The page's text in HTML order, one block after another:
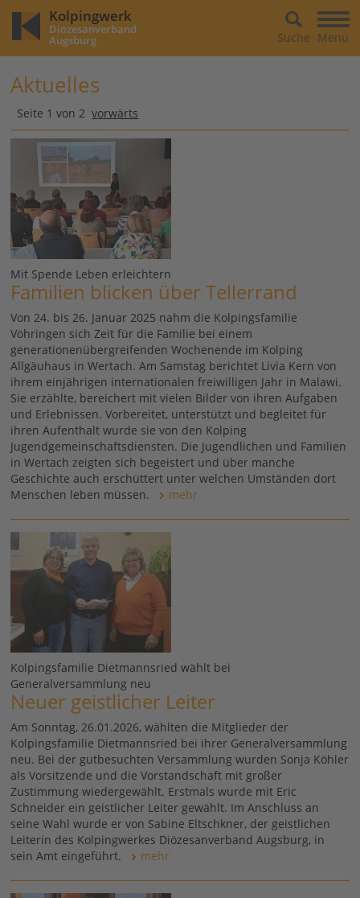
Kolpingwerk
Diözesanverband
Augsburg Menü
Suche
Aktuelles
Seite 1 von 2vorwärts
Mit Spende Leben erleichtern
Familien blicken über Tellerrand
Von 24. bis 26. Januar 2025 nahm die Kolpingsfamilie
Vöhringen sich Zeit für die Familie bei einem
generationenübergreifenden Wochenende im Kolping
Allgäuhaus in Wertach. Am Samstag berichtet Livia Kern von
ihrem einjährigen internationalen freiwilligen Jahr in Malawi.
Sie erzählte, bereichert mit vielen Bilder von ihren Aufgaben
und Erlebnissen. Vorbereitet, unterstützt und begleitet für
ihren Aufenthalt wurde sie von den Kolping
Jugendgemeinschaftsdiensten. Die Jugendlichen und Familien
in Wertach zeigten sich begeistert und über manche
Geschichte auch erschüttert unter welchen Umständen dort
Menschen leben müssen.
mehr
Kolpingsfamilie Dietmannsried wählt bei
Generalversammlung neu
Neuer geistlicher Leiter
Am Sonntag, 26.01.2026, wählten die Mitglieder der
Kolpingsfamilie Dietmannsried bei ihrer Generalversammlung
neu. Bei der gutbesuchten Versammlung wurden Sonja Köhler
als Vorsitzende und die Vorstandschaft mit großer
Zustimmung wiedergewählt. Erstmals wurde mit Eric
Schneider ein geistlicher Leiter gewählt. Im Anschluss an
seine Wahl wurde er von Sabine Eltschkner, der geistlichen
Leiterin des Kolpingwerkes Diözesanverband Augsburg, in
sein Amt eingeführt.
mehr